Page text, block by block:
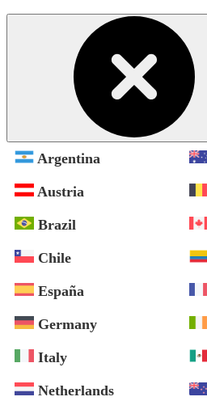
Argentina
Austria
Brazil
Chile
España
Germany
Italy
Netherlands